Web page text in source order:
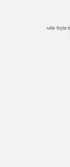
wbb Style